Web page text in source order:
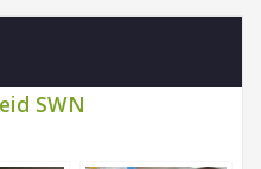
SWN